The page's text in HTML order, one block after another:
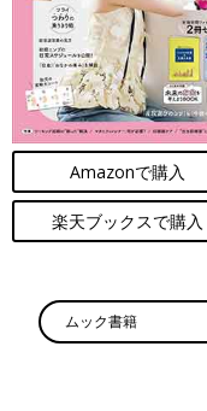
Amazonで購入
楽天ブックスで購入
ムック書籍